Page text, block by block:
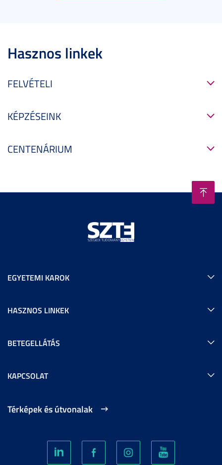
Hasznos linkek
FELVÉTELI
KÉPZÉSEINK
CENTENÁRIUM
EGYETEMI KAROK
HASZNOS LINKEK
BETEGELLÁTÁS
KAPCSOLAT
Térképek és útvonalak